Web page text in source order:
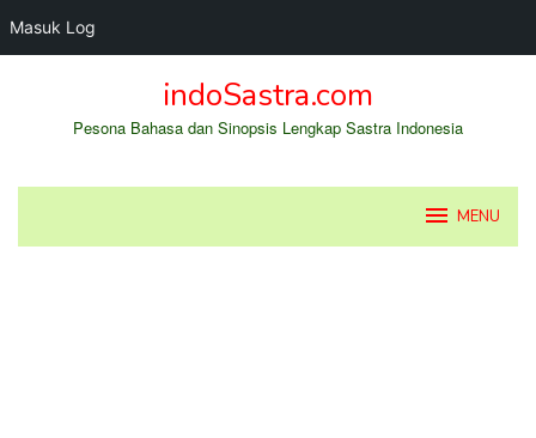
Masuk Log
indoSastra.com
Pesona Bahasa dan Sinopsis Lengkap Sastra Indonesia
MENU